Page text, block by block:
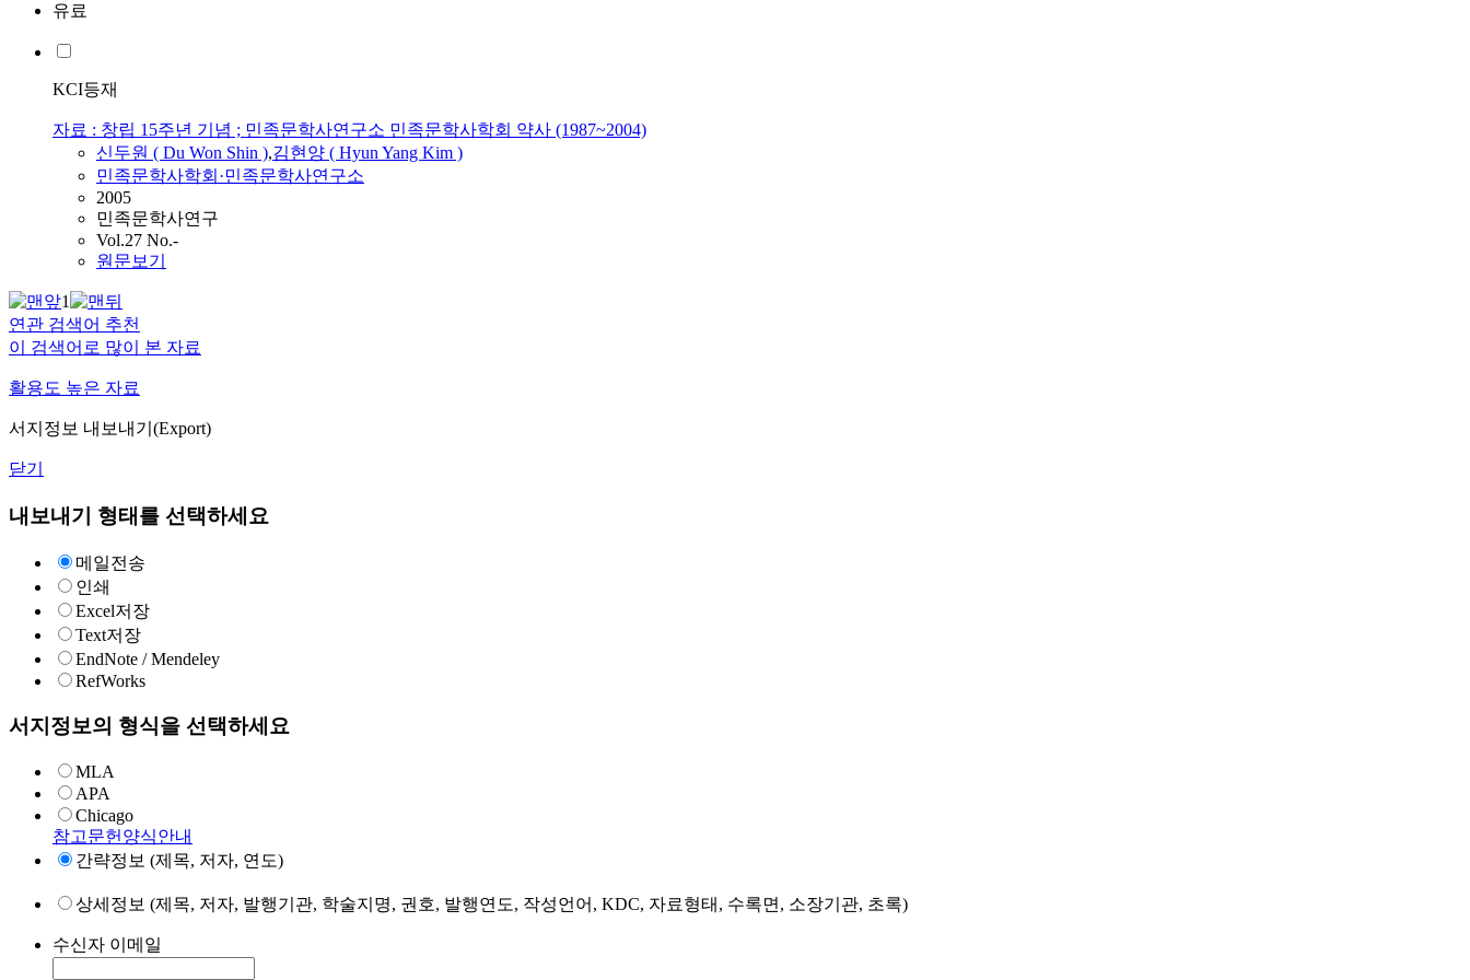
유료
KCI등재
자료 : 창립 15주년 기념 ; 민족문학사연구소 민족문학사학회 약사 (1987~2004)
신두원 ( Du Won Shin ),김현양 ( Hyun Yang Kim )
민족문학사학회·민족문학사연구소
2005
민족문학사연구
Vol.27 No.-
원문보기
1
연관 검색어 추천
이 검색어로 많이 본 자료
활용도 높은 자료
서지정보 내보내기(Export)
닫기
내보내기 형태를 선택하세요
메일전송
인쇄
Excel저장
Text저장
EndNote / Mendeley
RefWorks
서지정보의 형식을 선택하세요
MLA
APA
Chicago
참고문헌양식안내
간략정보 (제목, 저자, 연도)
상세정보 (제목, 저자, 발행기관, 학술지명, 권호, 발행연도, 작성언어, KDC, 자료형태, 수록면, 소장기관, 초록)
수신자 이메일